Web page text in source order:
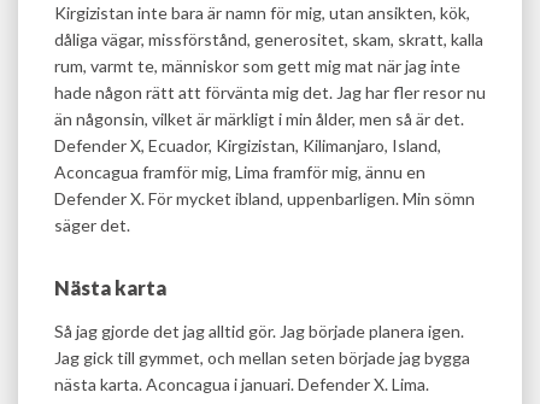
Kirgizistan inte bara är namn för mig, utan ansikten, kök,
dåliga vägar, missförstånd, generositet, skam, skratt, kalla
rum, varmt te, människor som gett mig mat när jag inte
hade någon rätt att förvänta mig det. Jag har fler resor nu
än någonsin, vilket är märkligt i min ålder, men så är det.
Defender X, Ecuador, Kirgizistan, Kilimanjaro, Island,
Aconcagua framför mig, Lima framför mig, ännu en
Defender X. För mycket ibland, uppenbarligen. Min sömn
säger det.
Nästa karta
Så jag gjorde det jag alltid gör. Jag började planera igen.
Jag gick till gymmet, och mellan seten började jag bygga
nästa karta. Aconcagua i januari. Defender X. Lima.